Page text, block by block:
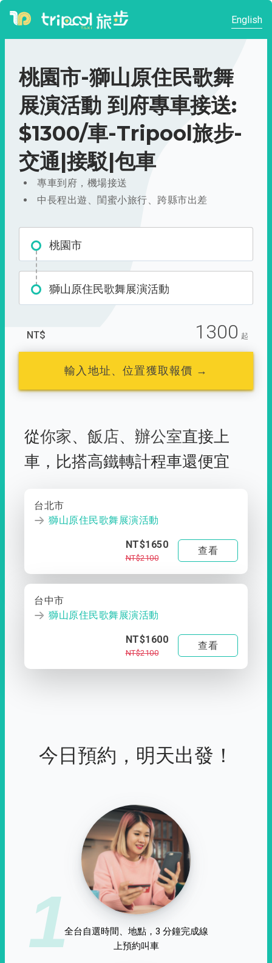
English
桃園市-獅山原住民歌舞
展演活動 到府專車接送:
$1300/車-Tripool旅步-
交通|接駁|包車
專車到府，機場接送
中長程出遊、閨蜜小旅行、跨縣市出差
桃園市
獅山原住民歌舞展演活動
NT$ 1300 起
輸入地址、位置獲取報價 →
從你家、 飯店、 辦公室直接上
車， 比搭高鐵轉計程車還便宜
台北市
獅山原住民歌舞展演活動
NT$1650
NT$2100
查看
台中市
獅山原住民歌舞展演活動
NT$1600
NT$2100
查看
今日預約，明天出發！
1全台自選時間、地點，3 分鐘完成線
上預約叫車